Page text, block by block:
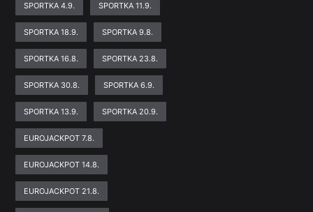
SPORTKA 4.9. SPORTKA 11.9.
SPORTKA 18.9. SPORTKA 9.8.
SPORTKA 16.8. SPORTKA 23.8.
SPORTKA 30.8. SPORTKA 6.9.
SPORTKA 13.9. SPORTKA 20.9.
EUROJACKPOT 7.8.
EUROJACKPOT 14.8.
EUROJACKPOT 21.8.